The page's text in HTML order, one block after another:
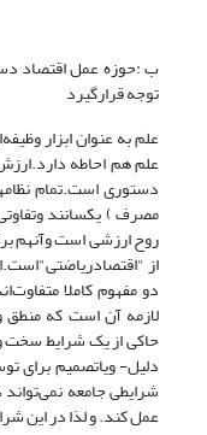
ب :حوزه عمل اقتصاد
توجه قرارگیرد
علم به عنوان ابزار
علم هم احاطه
دستوری است.تمام
مصرف ) یکسانند
روح ارزشی است وآنهم
از
دو مفهوم کاملا
لازمه آن است که منطق
حاکی از یک شرایط سخت
دلیل- ویاتصمیم برای
شرایطی جامعه
عمل کند. و لذا در این